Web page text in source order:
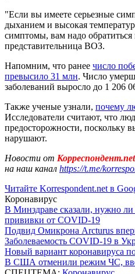
"Если вы имеете серьезные
дыханием и высокая
симптомы, вам надо
представительница ВОЗ.
Напомним, что ранее число
превысило 31 млн. Число
заболеваний выросло до 1 206
Также ученые узнали, почему
Исследователи считают, что
предосторожности, поскольку
нарушают.
Новости от Корреспондент.net
на наш канал https://t.me/
Читайте Korrespondent.net в
Коронавирус
В Минздраве сказали, нужно
прививки от COVID-19
Подвид Омикрона Arcturus
Заболеваемость COVID-19 в
Новый вариант коронавируса
В США отменили режим ЧС,